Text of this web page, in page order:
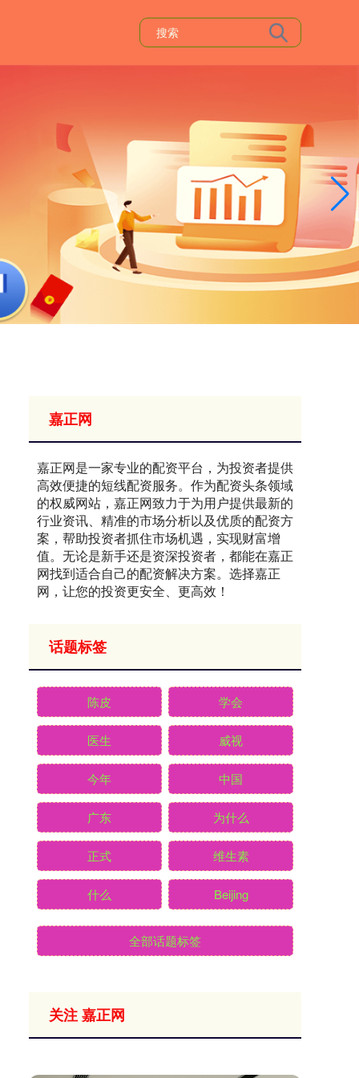
嘉正网
嘉正网是一家专业的配资平台，为投资者提供
高效便捷的短线配资服务。作为配资头条领域
的权威网站，嘉正网致力于为用户提供最新的
行业资讯、精准的市场分析以及优质的配资方
案，帮助投资者抓住市场机遇，实现财富增
值。无论是新手还是资深投资者，都能在嘉正
网找到适合自己的配资解决方案。选择嘉正
网，让您的投资更安全、更高效！
话题标签
陈皮 学会
医生 威视
今年 中国
广东 为什么
正式 维生素
什么 Beijing
全部话题标签
关注 嘉正网